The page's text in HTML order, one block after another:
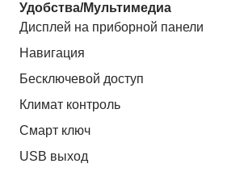
Удобства/Мультимедиа
Дисплей на приборной панели
Навигация
Бесключевой доступ
Климат контроль
Смарт ключ
USB выход